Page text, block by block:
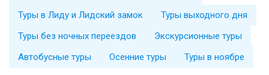
Туры в Лиду и Лидский замок
Туры выходного дня
Туры без ночных переездов
Экскурсионные туры
Автобусные туры
Осенние туры Туры в ноябре